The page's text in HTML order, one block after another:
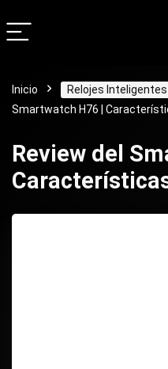
Inicio Relojes
Smartwatch H76 |
Review del